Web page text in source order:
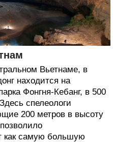
Вьетнаме, в
находится на
Фонгня-Кебанг, в 500
спелеологи
200 метров в высоту
как самую большую